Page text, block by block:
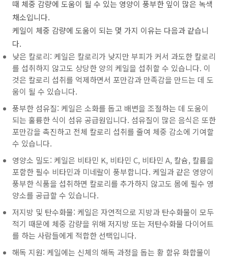
때 체중 감량에 도움이 될 수 있는 영양이 풍부한 잎이 많은 녹색
채소입니다.
케일이 체중 감량에 도움이 되는 몇 가지 이유는 다음과 같습니
다.
낮은 칼로리: 케일은 칼로리가 낮지만 부피가 커서 과도한 칼로리
를 섭취하지 않고도 상당한 양의 케일을 섭취할 수 있습니다. 이
것은 칼로리 섭취를 억제하면서 포만감과 만족감을 만드는 데 도
움이 될 수 있습니다.
풍부한 섬유질: 케일은 소화를 돕고 배변을 조절하는 데 도움이
되는 훌륭한 식이 섬유 공급원입니다. 섬유질이 많은 음식은 또한
포만감을 촉진하고 전체 칼로리 섭취를 줄여 체중 감소에 기여할
수 있습니다.
영양소 밀도: 케일은 비타민 K, 비타민 C, 비타민 A, 칼슘, 칼륨을
포함한 필수 비타민과 미네랄이 풍부합니다. 케일과 같은 영양이
풍부한 식품을 섭취하면 칼로리를 추가하지 않고도 몸에 필수 영
양소를 공급할 수 있습니다.
저지방 및 탄수화물: 케일은 자연적으로 지방과 탄수화물이 모두
적기 때문에 체중 감량을 위해 저지방 또는 저탄수화물 다이어트
를 하는 사람들에게 적합한 선택입니다.
해독 지원: 케일에는 신체의 해독 과정을 돕는 황 함유 화합물이